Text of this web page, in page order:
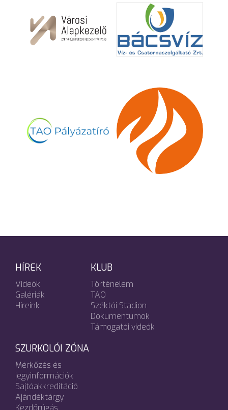
HÍREK
Videók
Galériák
Híreink
KLUB
Történelem
TAO
Széktói Stadion
Dokumentumok
Támogatói videók
SZURKOLÓI ZÓNA
Mérkőzés és
jegyinformációk
Sajtóakkreditáció
Ajándéktárgy
Kezdőrúgás